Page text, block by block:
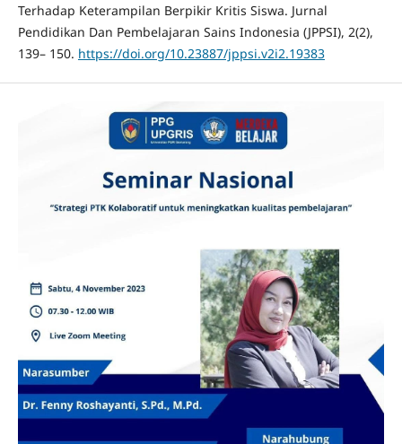
Terhadap Keterampilan Berpikir Kritis Siswa. Jurnal
Pendidikan Dan Pembelajaran Sains Indonesia (JPPSI), 2(2),
139– 150. https://doi.org/10.23887/jppsi.v2i2.19383